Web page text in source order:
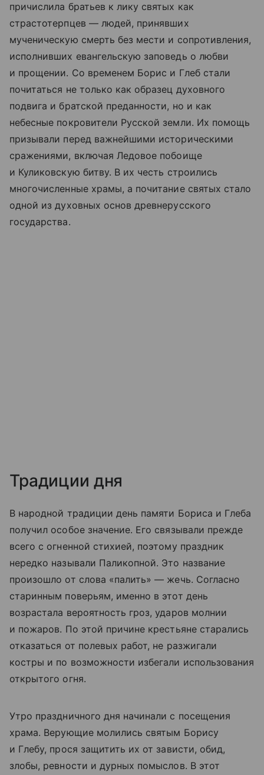
причислила братьев к лику святых как
страстотерпцев — людей, принявших
мученическую смерть без мести и сопротивления,
исполнивших евангельскую заповедь о любви
и прощении. Со временем Борис и Глеб стали
почитаться не только как образец духовного
подвига и братской преданности, но и как
небесные покровители Русской земли. Их помощь
призывали перед важнейшими историческими
сражениями, включая Ледовое побоище
и Куликовскую битву. В их честь строились
многочисленные храмы, а почитание святых стало
одной из духовных основ древнерусского
государства.
Традиции дня
В народной традиции день памяти Бориса и Глеба
получил особое значение. Его связывали прежде
всего с огненной стихией, поэтому праздник
нередко называли Паликопной. Это название
произошло от слова «палить» — жечь. Согласно
старинным поверьям, именно в этот день
возрастала вероятность гроз, ударов молнии
и пожаров. По этой причине крестьяне старались
отказаться от полевых работ, не разжигали
костры и по возможности избегали использования
открытого огня.
Утро праздничного дня начинали с посещения
храма. Верующие молились святым Борису
и Глебу, прося защитить их от зависти, обид,
злобы, ревности и дурных помыслов. В этот